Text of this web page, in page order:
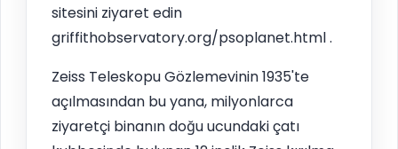
sitesini ziyaret edin
griffithobservatory.org/psoplanet.html .
Zeiss Teleskopu Gözlemevinin 1935'te
açılmasından bu yana, milyonlarca
ziyaretçi binanın doğu ucundaki çatı